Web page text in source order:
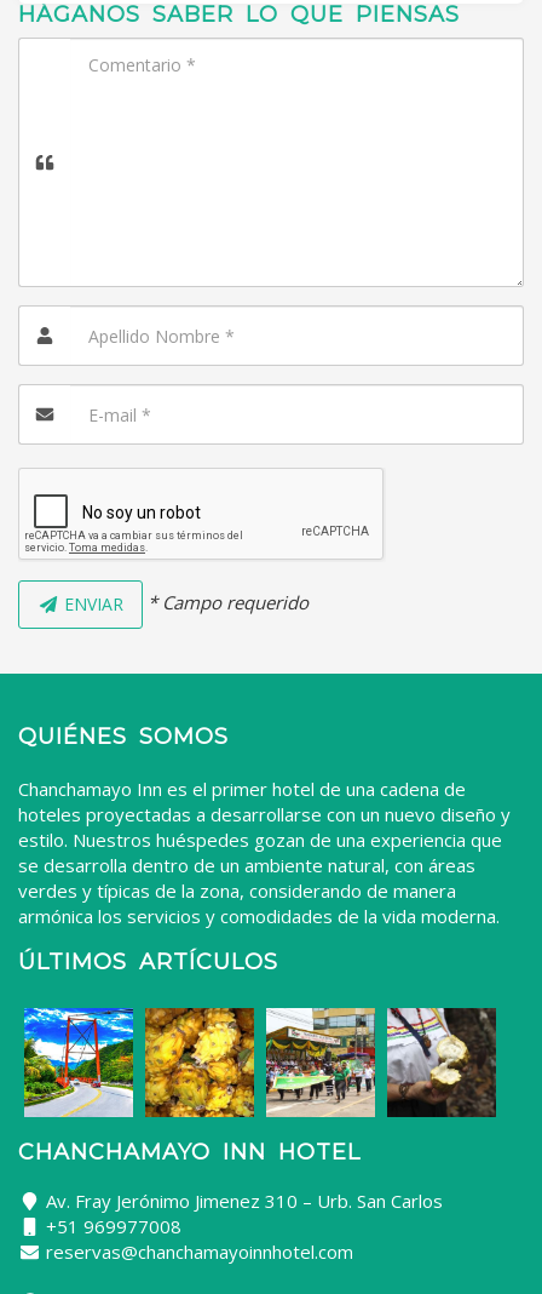
HÁGANOS SABER LO QUE PIENSAS
ENVIAR * Campo requerido
QUIÉNES SOMOS
Chanchamayo Inn es el primer hotel de una cadena de
hoteles proyectadas a desarrollarse con un nuevo diseño y
estilo. Nuestros huéspedes gozan de una experiencia que
se desarrolla dentro de un ambiente natural, con áreas
verdes y típicas de la zona, considerando de manera
armónica los servicios y comodidades de la vida moderna.
ÚLTIMOS ARTÍCULOS
CHANCHAMAYO INN HOTEL
Av. Fray Jerónimo Jimenez 310 – Urb. San Carlos
+51 969977008
reservas@chanchamayoinnhotel.com